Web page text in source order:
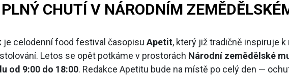
CHUTÍ V NÁRODNÍM
je celodenní food festival časopisu Apetit, který již tradičně inspiruje
Letos se opět potkáme v prostorách Národní zemědělské
od 9:00 do 18:00. Redakce Apetitu bude na místě po celý den —